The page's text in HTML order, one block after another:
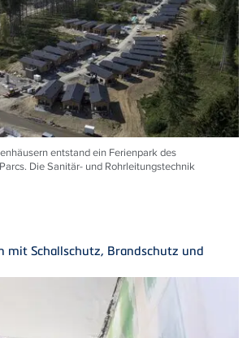
entstand ein Ferienpark des
Die Sanitär- und Rohrleitungstechnik
mit Schallschutz, Brandschutz und